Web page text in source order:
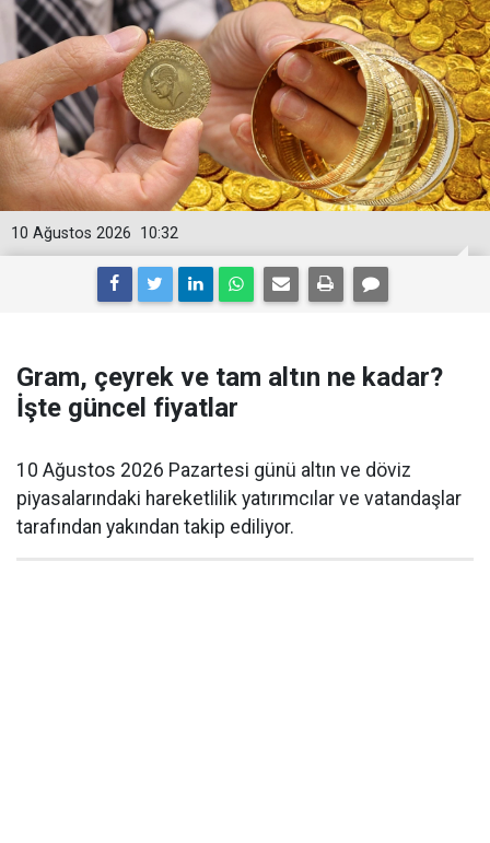
10:32
10 Ağustos 2026
Gram, çeyrek ve tam altın ne kadar?
İşte güncel fiyatlar
10 Ağustos 2026 Pazartesi günü altın ve döviz
piyasalarındaki hareketlilik yatırımcılar ve vatandaşlar
tarafından yakından takip ediliyor.